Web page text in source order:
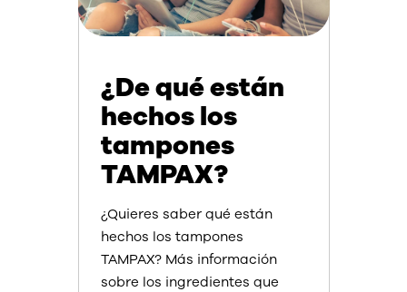
¿De qué están
hechos los
tampones
TAMPAX?
¿Quieres saber qué están
hechos los tampones
TAMPAX? Más información
sobre los ingredientes que